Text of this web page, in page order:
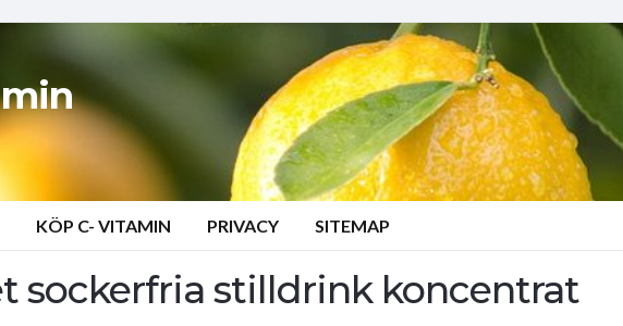
KÖP C- VITAMIN PRIVACY SITEMAP
sockerfria stilldrink koncentrat